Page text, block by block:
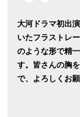
大河ドラマ初出
いたフラストレ
のような形で精
す。皆さんの胸
で、よろしくお願